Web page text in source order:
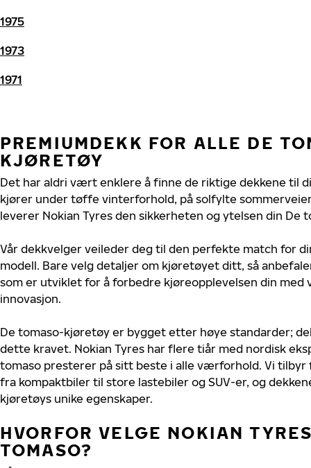
1975
1973
1971
PREMIUMDEKK FOR ALLE DE
KJØRETØY
Det har aldri vært enklere å finne de riktige dekkene til
kjører under tøffe vinterforhold, på solfylte
leverer Nokian Tyres den sikkerheten og ytelsen din De
Vår dekkvelger veileder deg til den perfekte match for
modell. Bare velg detaljer om kjøretøyet ditt, så
som er utviklet for å forbedre kjøreopplevelsen din med
innovasjon.
De tomaso-kjøretøy er bygget etter høye standarder;
dette kravet. Nokian Tyres har flere tiår med nordisk
tomaso presterer på sitt beste i alle værforhold. Vi tilbyr
fra kompaktbiler til store lastebiler og SUV-er, og
kjøretøys unike egenskaper.
HVORFOR VELGE NOKIAN
TOMASO?